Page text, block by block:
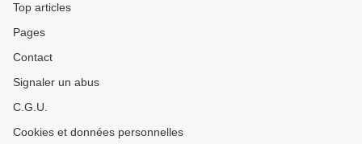
Top articles
Pages
Contact
Signaler un abus
C.G.U.
Cookies et données personnelles